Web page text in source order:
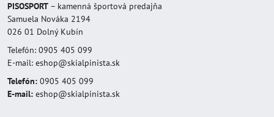
PISOSPORT – kamenná športová predajňa
Samuela Nováka 2194
026 01 Dolný Kubín
Telefón: 0905 405 099
E-mail: eshop@skialpinista.sk
Telefón: 0905 405 099
E-mail: eshop@skialpinista.sk